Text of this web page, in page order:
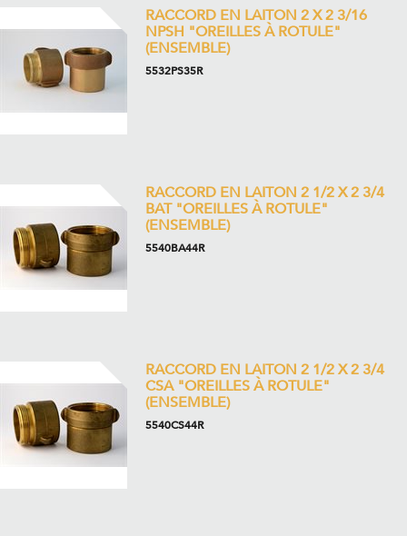
RACCORD EN LAITON 2 X 2 3/16
NPSH "OREILLES À ROTULE"
(ENSEMBLE)
5532PS35R
RACCORD EN LAITON 2 1/2 X 2 3/4
BAT "OREILLES À ROTULE"
(ENSEMBLE)
5540BA44R
RACCORD EN LAITON 2 1/2 X 2 3/4
CSA "OREILLES À ROTULE"
(ENSEMBLE)
5540CS44R